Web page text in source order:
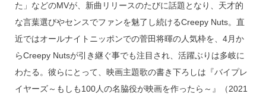
た」などのMVが、新曲リリースのたびに話題となり、天才的
な言葉選びやセンスでファンを魅了し続けるCreepy Nuts。直
近ではオールナイトニッポンでの菅田将暉の人気枠を、4月か
らCreepy Nutsが引き継ぐ事でも注目され、活躍ぶりは多岐に
わたる。彼らにとって、映画主題歌の書き下ろしは『バイプレ
イヤーズ～もしも100人の名脇役が映画を作ったら～』（2021